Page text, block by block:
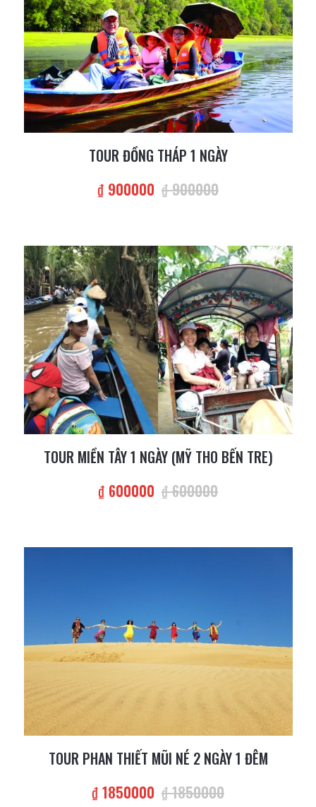
TOUR ĐỒNG THÁP 1 NGÀY
₫ 900000 ₫ 900000
TOUR MIỀN TÂY 1 NGÀY (MỸ THO BẾN TRE)
₫ 600000 ₫ 600000
TOUR PHAN THIẾT MŨI NÉ 2 NGÀY 1 ĐÊM
₫ 1850000 ₫ 1850000